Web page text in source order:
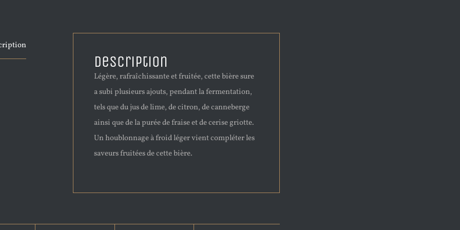
Description
Légère, rafraîchissante et fruitée, cette bière sure
a subi plusieurs ajouts, pendant la fermentation,
tels que du jus de lime, de citron, de canneberge
ainsi que de la purée de fraise et de cerise griotte.
Un houblonnage à froid léger vient compléter les
saveurs fruitées de cette bière.